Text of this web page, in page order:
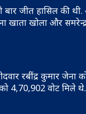
जीत हासिल की
खाता खोला और
रबींद्र कुमार जेना
4,70,902 वोट मिले